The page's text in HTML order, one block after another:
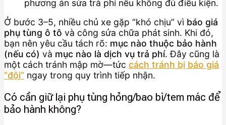
phương án sửa trả phí nếu không đủ điều kiện.
Ở bước 3–5, nhiều chủ xe gặp “khó chịu” vì báo giá
phụ tùng ô tô và công sửa chữa phát sinh. Khi đó,
bạn nên yêu cầu tách rõ: mục nào thuộc bảo hành
(nếu có) và mục nào là dịch vụ trả phí. Đây cũng là
một cách tránh mập mờ—tức cách tránh bị báo giá
“đội” ngay trong quy trình tiếp nhận.
Có cần giữ lại phụ tùng hỏng/bao bì/tem mác để
bảo hành không?